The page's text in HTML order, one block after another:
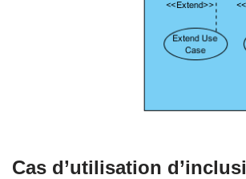
Cas d’utilisation